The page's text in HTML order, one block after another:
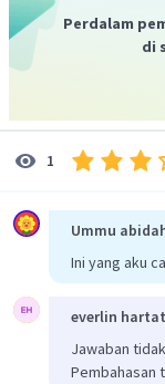
Perdalam
di
1
Ummu
Ini yang aku
everlin
Jawaban
Pembahasan